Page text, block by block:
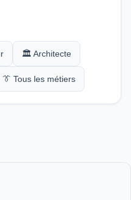
🏛️ Architecte
👔 Tous les métiers